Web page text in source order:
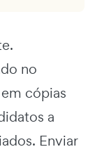
no
cópias
a
Enviar